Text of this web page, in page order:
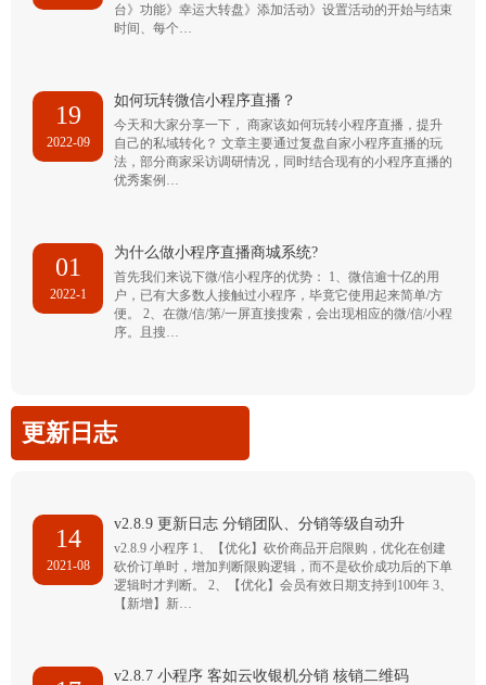
台》功能》幸运大转盘》添加活动》设置活动的开始与结束
时间、每个…
19
2022-09
如何玩转微信小程序直播？
今天和大家分享一下， 商家该如何玩转小程序直播，提升
自己的私域转化？ 文章主要通过复盘自家小程序直播的玩
法，部分商家采访调研情况，同时结合现有的小程序直播的
优秀案例…
01
2022-1
为什么做小程序直播商城系统?
首先我们来说下微/信小程序的优势： 1、微信逾十亿的用
户，已有大多数人接触过小程序，毕竟它使用起来简单/方
便。 2、在微/信/第/一屏直接搜索，会出现相应的微/信/小程
序。且搜…
更新日志
14
2021-08
v2.8.9 更新日志 分销团队、分销等级自动升
v2.8.9 小程序 1、【优化】砍价商品开启限购，优化在创建
砍价订单时，增加判断限购逻辑，而不是砍价成功后的下单
逻辑时才判断。 2、【优化】会员有效日期支持到100年 3、
【新增】新…
v2.8.7 小程序 客如云收银机分销 核销二维码